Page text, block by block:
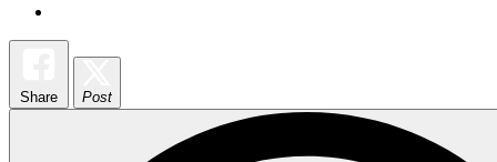
Share Post